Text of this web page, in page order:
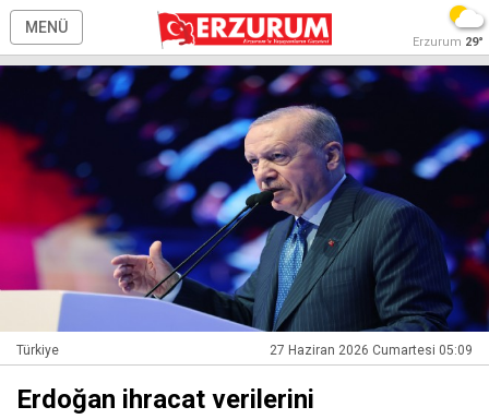
MENÜ
Erzurum 29°
Türkiye 27 Haziran 2026 Cumartesi 05:09
Erdoğan ihracat verilerini